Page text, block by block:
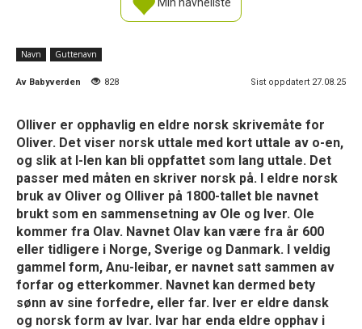
Min navneliste
Navn Guttenavn
Av Babyverden 828 Sist oppdatert 27.08.25
Olliver er opphavlig en eldre norsk skrivemåte for
Oliver. Det viser norsk uttale med kort uttale av o-en,
og slik at l-len kan bli oppfattet som lang uttale. Det
passer med måten en skriver norsk på. I eldre norsk
bruk av Oliver og Olliver på 1800-tallet ble navnet
brukt som en sammensetning av Ole og Iver. Ole
kommer fra Olav. Navnet Olav kan være fra år 600
eller tidligere i Norge, Sverige og Danmark. I veldig
gammel form, Anu-leibar, er navnet satt sammen av
forfar og etterkommer. Navnet kan dermed bety
sønn av sine forfedre, eller far. Iver er eldre dansk
og norsk form av Ivar. Ivar har enda eldre opphav i